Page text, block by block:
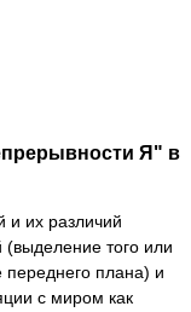
Я" в
и их различий
того или
переднего плана) и
с миром как